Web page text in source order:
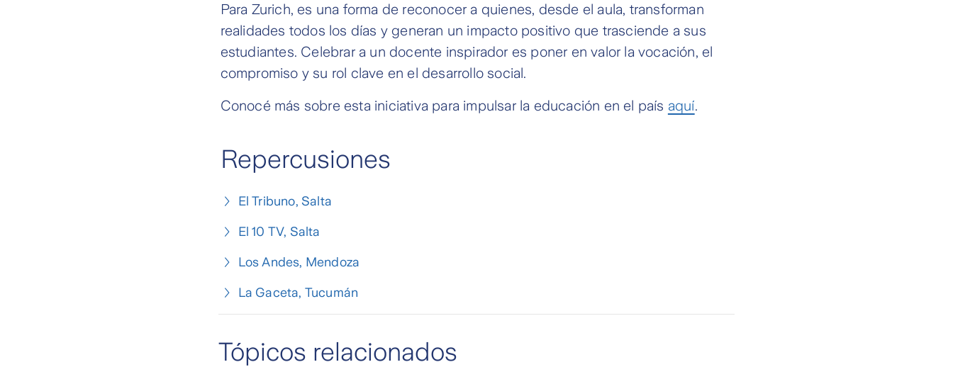
Para Zurich, es una forma de reconocer a quienes, desde el aula, transforman
realidades todos los días y generan un impacto positivo que trasciende a sus
estudiantes. Celebrar a un docente inspirador es poner en valor la vocación, el
compromiso y su rol clave en el desarrollo social.
Conocé más sobre esta iniciativa para impulsar la educación en el país aquí.
Repercusiones
El Tribuno, Salta
El 10 TV, Salta
Los Andes, Mendoza
La Gaceta, Tucumán
Tópicos relacionados